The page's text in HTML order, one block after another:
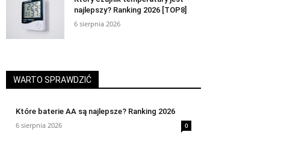
najlepszy? Ranking 2026 [TOP8]
6 sierpnia 2026
WARTO SPRAWDZIĆ
Które baterie AA są najlepsze? Ranking 2026
6 sierpnia 2026
0